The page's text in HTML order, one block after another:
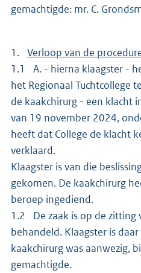
gemachtigde: mr. C.
1. Verloop van de
1.1 A. - hierna klaagster -
het Regionaal Tuchtcollege
de kaakchirurg - een klacht
van 19 november 2024,
heeft dat College de klacht
verklaard.
Klaagster is van die
gekomen. De kaakchirurg
beroep ingediend.
1.2 De zaak is op de zitting
behandeld. Klaagster is
kaakchirurg was aanwezig,
gemachtigde.